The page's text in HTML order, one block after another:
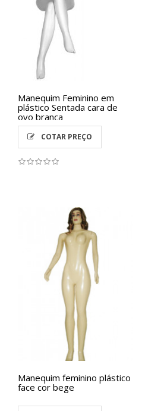
Manequim Feminino em
plástico Sentada cara de
ovo branca
COTAR PREÇO
Manequim feminino plástico
face cor bege